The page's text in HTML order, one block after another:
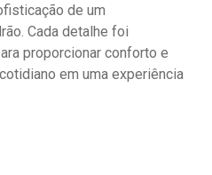
de um
Cada detalhe foi
proporcionar conforto e
em uma experiência